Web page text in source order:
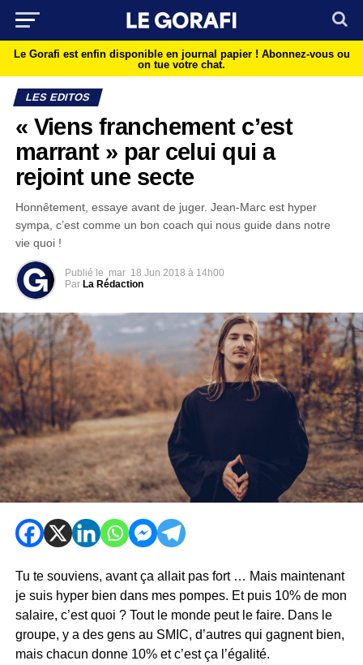
Le Gorafi est enfin disponible en journal papier ! Abonnez-vous ou
on tue votre chat.
LES EDITOS
« Viens franchement c’est
marrant » par celui qui a
rejoint une secte
Honnêtement, essaye avant de juger. Jean-Marc est hyper
sympa, c’est comme un bon coach qui nous guide dans notre
vie quoi !
Publié le mar 18 Jun 2018 à 14h00
Par La Rédaction
Tu te souviens, avant ça allait pas fort … Mais maintenant
je suis hyper bien dans mes pompes. Et puis 10% de mon
salaire, c’est quoi ? Tout le monde peut le faire. Dans le
groupe, y a des gens au SMIC, d’autres qui gagnent bien,
mais chacun donne 10% et c’est ça l’égalité.